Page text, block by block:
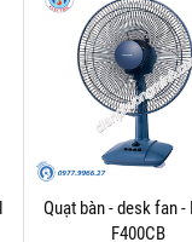
Quạt bàn - desk fan -
F400CB